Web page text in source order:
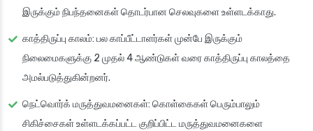
இருக்கும் நிபந்தனைகள் தொடர்பான செலவுகளை உள்ளடக்காது.
காத்திருப்பு காலம்: பல காப்பீட்டாளர்கள் முன்பே இருக்கும்
நிலைமைகளுக்கு 2 முதல் 4 ஆண்டுகள் வரை காத்திருப்பு காலத்தை
அமல்படுத்துகின்றனர்.
நெட்வொர்க் மருத்துவமனைகள்: கொள்கைகள் பெரும்பாலும்
சிகிச்சைகள் உள்ளடக்கப்பட்ட குறிப்பிட்ட மருத்துவமனைகளை